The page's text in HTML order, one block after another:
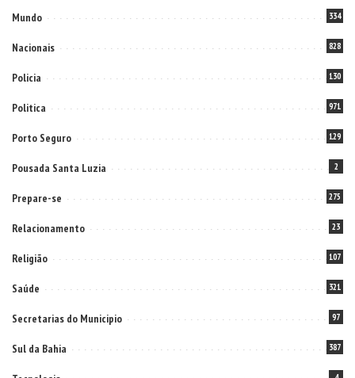
Mundo 334
Nacionais 828
Policia 130
Politica 971
Porto Seguro 129
Pousada Santa Luzia 2
Prepare-se 275
Relacionamento 23
Religião 107
Saúde 321
Secretarias do Municipio 97
Sul da Bahia 387